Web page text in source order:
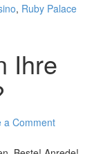
, Ruby Palace
Ihre
a Comment